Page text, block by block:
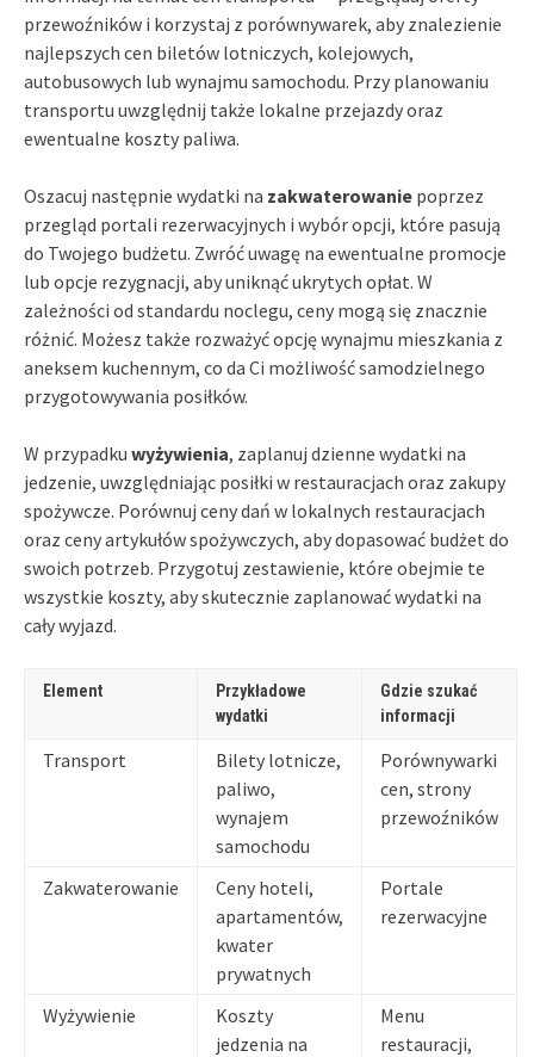
przewoźników i korzystaj z porównywarek, aby znalezienie
najlepszych cen biletów lotniczych, kolejowych,
autobusowych lub wynajmu samochodu. Przy planowaniu
transportu uwzględnij także lokalne przejazdy oraz
ewentualne koszty paliwa.
Oszacuj następnie wydatki na zakwaterowanie poprzez
przegląd portali rezerwacyjnych i wybór opcji, które pasują
do Twojego budżetu. Zwróć uwagę na ewentualne promocje
lub opcje rezygnacji, aby uniknąć ukrytych opłat. W
zależności od standardu noclegu, ceny mogą się znacznie
różnić. Możesz także rozważyć opcję wynajmu mieszkania z
aneksem kuchennym, co da Ci możliwość samodzielnego
przygotowywania posiłków.
W przypadku wyżywienia, zaplanuj dzienne wydatki na
jedzenie, uwzględniając posiłki w restauracjach oraz zakupy
spożywcze. Porównuj ceny dań w lokalnych restauracjach
oraz ceny artykułów spożywczych, aby dopasować budżet do
swoich potrzeb. Przygotuj zestawienie, które obejmie te
wszystkie koszty, aby skutecznie zaplanować wydatki na
cały wyjazd.
Element
Przykładowe
wydatki
Gdzie szukać
informacji
Transport
Bilety lotnicze,
paliwo,
wynajem
samochodu
Porównywarki
cen, strony
przewoźników
Zakwaterowanie
Ceny hoteli,
apartamentów,
kwater
prywatnych
Portale
rezerwacyjne
Wyżywienie
Koszty
jedzenia na
Menu
restauracji,